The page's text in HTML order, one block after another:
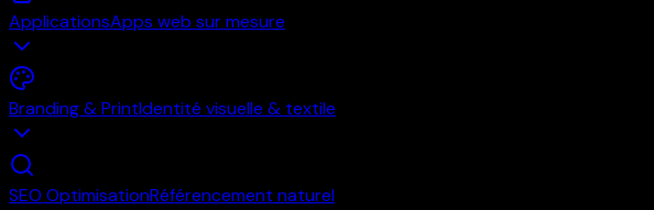
ApplicationsApps web sur mesure
Branding & PrintIdentité visuelle & textile
SEO OptimisationRéférencement naturel